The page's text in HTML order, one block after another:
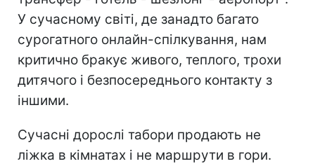
У сучасному світі, де занадто багато
сурогатного онлайн-спілкування, нам
критично бракує живого, теплого, трохи
дитячого і безпосереднього контакту з
іншими.
Сучасні дорослі табори продають не
ліжка в кімнатах і не маршрути в гори.